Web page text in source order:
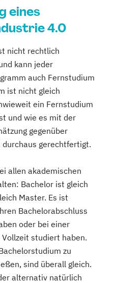
eines
4.0
nicht rechtlich
kann jeder
auch Fernstudium
ist nicht gleich
ein Fernstudium
und wie es mit der
gegenüber
gerechtfertigt.
allen akademischen
Bachelor ist gleich
Master. Es ist
Bachelorabschluss
oder bei einer
studiert haben.
zu
sind überall gleich.
alternativ natürlich